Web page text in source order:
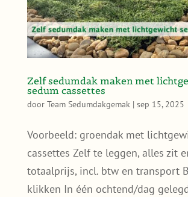
Zelf sedumdak maken met
sedum cassettes
door Team Sedumdakgemak| sep 15, 2025
Voorbeeld: groendak met
cassettes Zelf te leggen, alles zit
totaalprijs, incl. btw en transport
klikken In één ochtend/dag